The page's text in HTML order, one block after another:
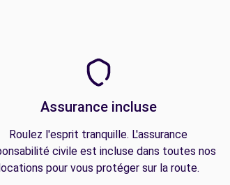
Assurance incluse
Roulez l'esprit tranquille. L'assurance
civile est incluse dans toutes nos
pour vous protéger sur la route.